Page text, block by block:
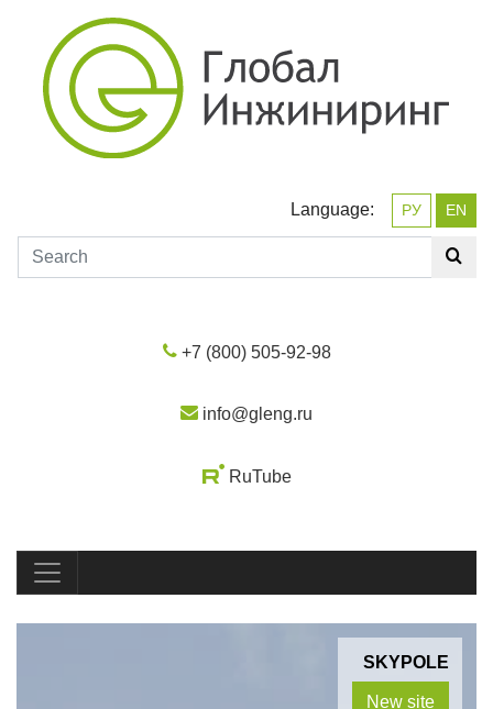
Language: РУ EN
+7 (800) 505-92-98
info@gleng.ru
RuTube
SKYPOLE
New site